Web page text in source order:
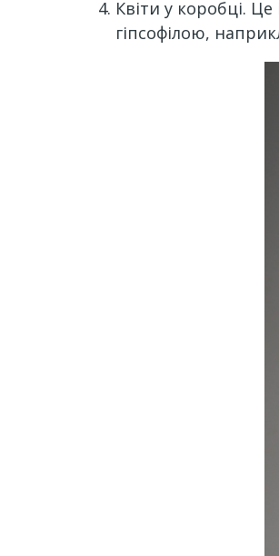
Квіти у коробці.
гіпсофілою,